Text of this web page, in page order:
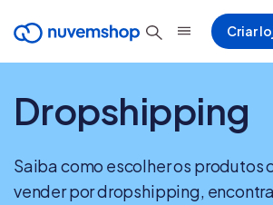
Criar
Dropshipping
Saiba como escolher os produtos
vender por dropshipping,